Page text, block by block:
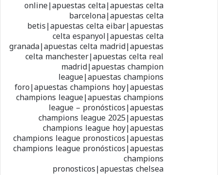
online|apuestas celta|apuestas celta
barcelona|apuestas celta
betis|apuestas celta eibar|apuestas
celta espanyol|apuestas celta
granada|apuestas celta madrid|apuestas
celta manchester|apuestas celta real
madrid|apuestas champion
league|apuestas champions
foro|apuestas champions hoy|apuestas
champions league|apuestas champions
league – pronósticos|apuestas
champions league 2025|apuestas
champions league hoy|apuestas
champions league pronosticos|apuestas
champions league pronósticos|apuestas
champions
pronosticos|apuestas chelsea